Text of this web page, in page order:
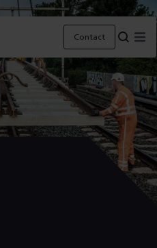
Contact